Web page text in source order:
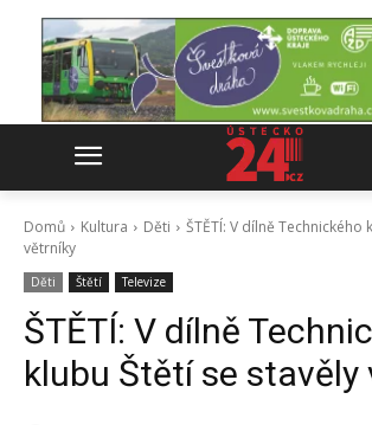
Domů Kultura Děti
ŠTĚTÍ: V dílně Technického
větrníky
Děti Štětí Televize
ŠTĚTÍ: V dílně
klubu Štětí se stavěly